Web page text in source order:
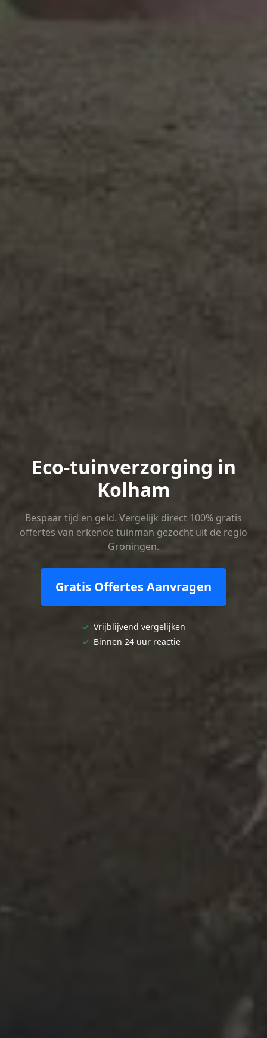
Eco-tuinverzorging in
Kolham
Bespaar tijd en geld. Vergelijk direct 100% gratis
offertes van erkende tuinman gezocht uit de regio
Groningen.
Gratis Offertes Aanvragen
✓ Vrijblijvend vergelijken
✓ Binnen 24 uur reactie